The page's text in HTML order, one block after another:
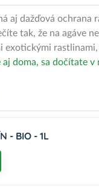
aj dažďová
tak, že na agáve
exotickými
doma, sa dočítate v
- BIO - 1L